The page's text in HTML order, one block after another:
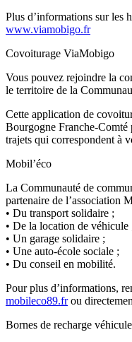
Plus d’informations sur les
www.viamobigo.fr
Covoiturage ViaMobigo
Vous pouvez rejoindre la
le territoire de la
Cette application de
Bourgogne Franche-Comté
trajets qui correspondent à
Mobil’éco
La Communauté de
partenaire de l’association
• Du transport solidaire ;
• De la location de véhicule
• Un garage solidaire ;
• Une auto-école sociale ;
• Du conseil en mobilité.
Pour plus d’informations,
mobileco89.frou
Bornes de recharge